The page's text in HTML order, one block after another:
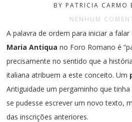
BY PATRICIA CARMO
NENHUM
A palavra de ordem para iniciar a falar
Maria Antiqua no Foro Romano é “
precisamente no sentido que a
italiana atribuem a este conceito. Um
Antiguidade um pergaminho que
se pudesse escrever um novo texto,
das inscrições anteriores.